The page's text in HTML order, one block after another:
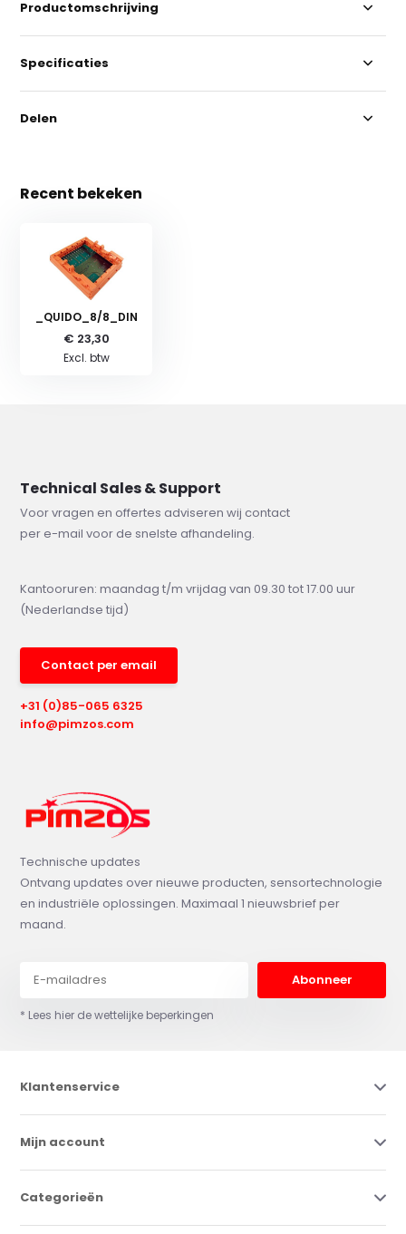
Productomschrijving
Specificaties
Delen
Recent bekeken
_QUIDO_8/8_DIN
€ 23,30
Excl. btw
Technical Sales & Support
Voor vragen en offertes adviseren wij contact
per e-mail voor de snelste afhandeling.
Kantooruren: maandag t/m vrijdag van 09.30 tot 17.00 uur
(Nederlandse tijd)
Contact per email
+31 (0)85-065 6325
info@pimzos.com
Technische updates
Ontvang updates over nieuwe producten, sensortechnologie
en industriële oplossingen. Maximaal 1 nieuwsbrief per
maand.
Abonneer
* Lees hier de wettelijke beperkingen
Klantenservice
Mijn account
Categorieën